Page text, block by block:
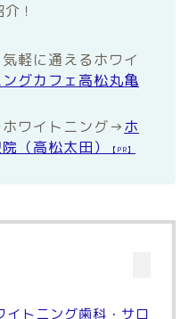
！
軽に通えるホワイ
グカフェ高松丸亀
ワイトニング→ホ
（高松太田）
【PR】
イトニング歯科・サロ